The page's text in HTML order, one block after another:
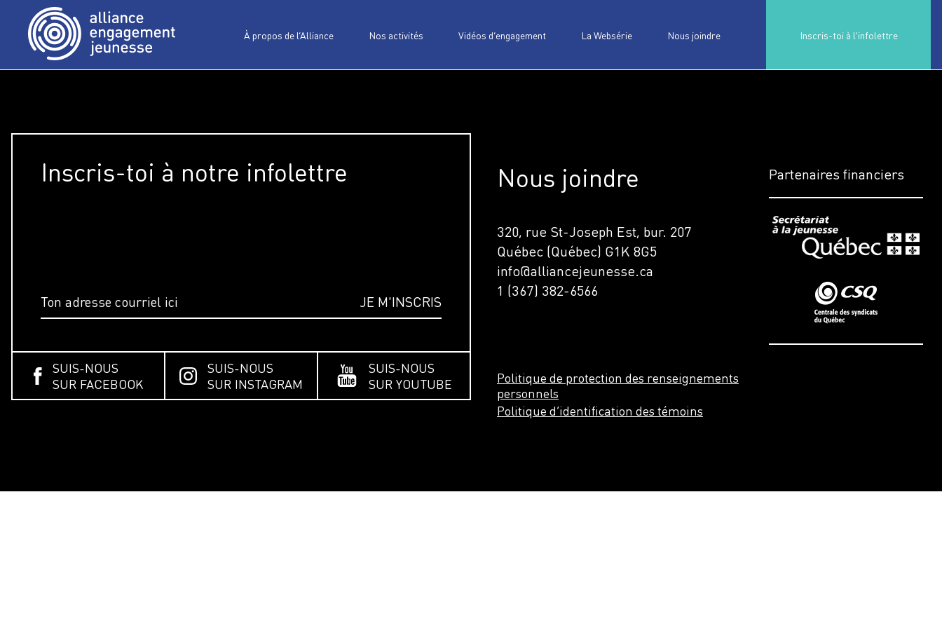
À propos de l’Alliance Nos activités Vidéos d’engagement La Websérie Nous joindre Inscris-toi à l'infolettre
Inscris-toi à notre infolettre
SUIS-NOUS
SUR FACEBOOK
SUIS-NOUS
SUR INSTAGRAM
SUIS-NOUS
SUR YOUTUBE
Nous joindre
320, rue St-Joseph Est, bur. 207
Québec (Québec) G1K 8G5
info@alliancejeunesse.ca
1 (367) 382-6566
Politique de protection des renseignements
personnels
Politique d’identification des témoins
Partenaires financiers